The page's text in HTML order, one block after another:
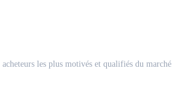
les plus motivés et qualifiés du marché.